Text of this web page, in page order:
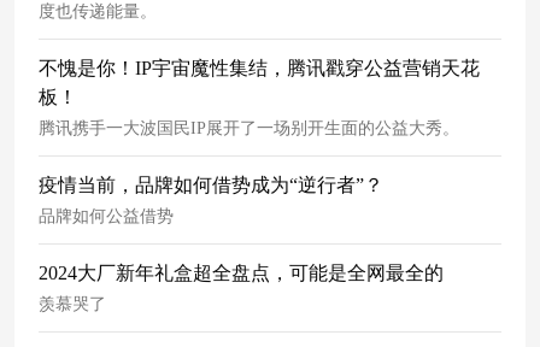
度也传递能量。
不愧是你！IP宇宙魔性集结，腾讯戳穿公益营销天花
板！
腾讯携手一大波国民IP展开了一场别开生面的公益大秀。
疫情当前，品牌如何借势成为“逆行者”？
品牌如何公益借势
2024大厂新年礼盒超全盘点，可能是全网最全的
羡慕哭了